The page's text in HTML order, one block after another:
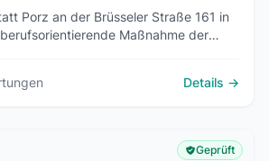
Porz an der Brüsseler Straße 161 in
Maßnahme der
Details →
Geprüft